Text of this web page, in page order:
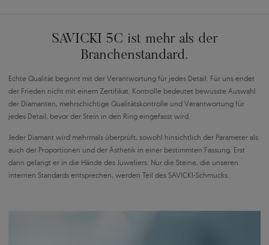
SAVICKI 5C ist mehr als der
Branchenstandard.
Echte Qualität beginnt mit der Verantwortung für jedes Detail. Für uns endet
der Frieden nicht mit einem Zertifikat. Kontrolle bedeutet bewusste Auswahl
der Diamanten, mehrschichtige Qualitätskontrolle und Verantwortung für
jedes Detail, bevor der Stein in den Ring eingefasst wird.
Jeder Diamant wird mehrmals überprüft, sowohl hinsichtlich der Parameter als
auch der Proportionen und der Ästhetik in einer bestimmten Fassung. Erst
dann gelangt er in die Hände des Juweliers. Nur die Steine, die unseren
internen Standards entsprechen, werden Teil des SAVICKI-Schmucks.